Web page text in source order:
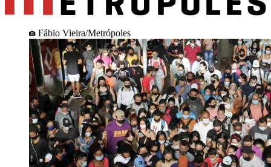
Fábio Vieira/Metrópoles